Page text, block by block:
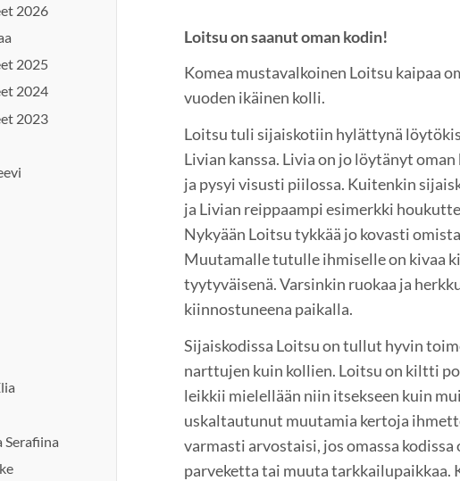
2026
2025
2024
2023
Serafiina
Loitsu on saanut oman kodin!
Komea mustavalkoinen Loitsu kaipaa
vuoden ikäinen kolli.
Loitsu tuli sijaiskotiin hylättynä
Livian kanssa. Livia on jo löytänyt
ja pysyi visusti piilossa. Kuitenkin
ja Livian reippaampi esimerkki
Nykyään Loitsu tykkää jo kovasti
Muutamalle tutulle ihmiselle on kivaa
tyytyväisenä. Varsinkin ruokaa ja
kiinnostuneena paikalla.
Sijaiskodissa Loitsu on tullut hyvin
narttujen kuin kollien. Loitsu on kiltti
leikkii mielellään niin itsekseen kuin
uskaltautunut muutamia kertoja
varmasti arvostaisi, jos omassa
parveketta tai muuta tarkkailupaikkaa.